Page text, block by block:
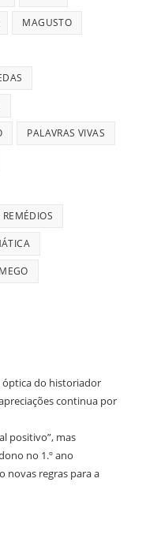
MAGUSTO
PALAVRAS VIVAS
óptica do historiador
continua por
positivo”, mas
no 1.º ano
novas regras para a